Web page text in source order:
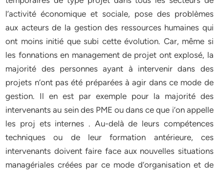
l’activité économique et sociale, pose des problèmes
aux acteurs de la gestion des ressources humaines qui
ont moins initié que subi cette évolution. Car, même si
les fonnations en management de projet ont explosé, la
majorité des personnes ayant à intervenir dans des
projets n’ont pas été préparées à agir dans ce mode de
gestion. Il en est par exemple pour la majorité des
intervenants au sein des PME ou dans ce que i’on appelle
les proj ets internes . Au-delà de leurs compétences
techniques ou de leur formation antérieure, ces
intervenants doivent faire face aux nouvelles situations
managériales créées par ce mode d’organisation et de